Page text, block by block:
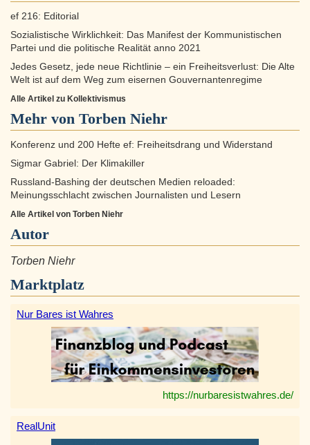
ef 216: Editorial
Sozialistische Wirklichkeit: Das Manifest der Kommunistischen
Partei und die politische Realität anno 2021
Jedes Gesetz, jede neue Richtlinie – ein Freiheitsverlust: Die Alte
Welt ist auf dem Weg zum eisernen Gouvernantenregime
Alle Artikel zu Kollektivismus
Mehr von Torben Niehr
Konferenz und 200 Hefte ef: Freiheitsdrang und Widerstand
Sigmar Gabriel: Der Klimakiller
Russland-Bashing der deutschen Medien reloaded:
Meinungsschlacht zwischen Journalisten und Lesern
Alle Artikel von Torben Niehr
Autor
Torben Niehr
Marktplatz
Nur Bares ist Wahres
https://nurbaresistwahres.de/
RealUnit